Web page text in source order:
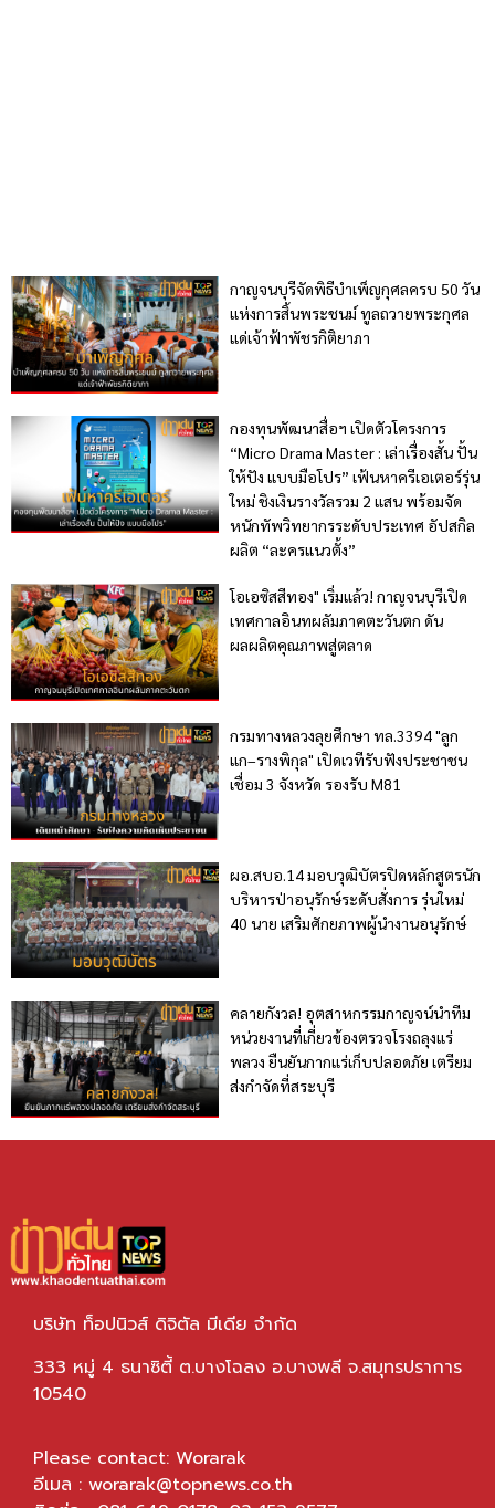
กาญจนบุรีจัดพิธีบำเพ็ญกุศลครบ 50 วัน
แห่งการสิ้นพระชนม์ ทูลถวายพระกุศล
แด่เจ้าฟ้าพัชรกิติยาภา
กองทุนพัฒนาสื่อฯ เปิดตัวโครงการ
“Micro Drama Master : เล่าเรื่องสั้น ปั้น
ให้ปัง แบบมือโปร” เฟ้นหาครีเอเตอร์รุ่น
ใหม่ ชิงเงินรางวัลรวม 2 แสน พร้อมจัด
หนักทัพวิทยากรระดับประเทศ อัปสกิล
ผลิต “ละครแนวตั้ง”
โอเอซิสสีทอง" เริ่มแล้ว! กาญจนบุรีเปิด
เทศกาลอินทผลัมภาคตะวันตก ดัน
ผลผลิตคุณภาพสู่ตลาด
กรมทางหลวงลุยศึกษา ทล.3394 "ลูก
แก–รางพิกุล" เปิดเวทีรับฟังประชาชน
เชื่อม 3 จังหวัด รองรับ M81
ผอ.สบอ.14 มอบวุฒิบัตรปิดหลักสูตรนัก
บริหารป่าอนุรักษ์ระดับสั่งการ รุ่นใหม่
40 นาย เสริมศักยภาพผู้นำงานอนุรักษ์
คลายกังวล! อุตสาหกรรมกาญจน์นำทีม
หน่วยงานที่เกี่ยวข้องตรวจโรงถลุงแร่
พลวง ยืนยันกากแร่เก็บปลอดภัย เตรียม
ส่งกำจัดที่สระบุรี
บริษัท ท็อปนิวส์ ดิจิตัล มีเดีย จำกัด
333 หมู่ 4 ธนาซิตี้ ต.บางโฉลง อ.บางพลี จ.สมุทรปราการ
10540
Please contact: Worarak
อีเมล : worarak@topnews.co.th